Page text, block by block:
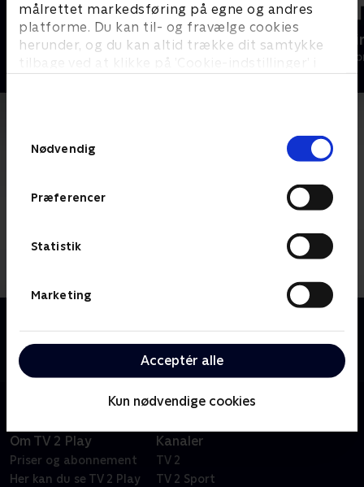
målrettet markedsføring på egne og andres
platforme. Du kan til- og fravælge cookies
herunder, og du kan altid trække dit samtykke
tilbage ved at klikke på ’Cookie-indstillinger’ i
Nødvendig
Præferencer
Statistik
Marketing
Acceptér alle
Kun nødvendige cookies
Vi kommer med fred Happy
Drama • 1
Jordan Peele er vært og fortæller.
Om TV 2 Play
Priser og abonnement
Her kan du se TV 2 Play
Kanaler
TV 2
TV 2 Sport